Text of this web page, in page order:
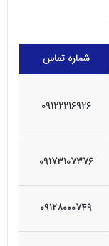
شماره تماس
09122216926
09173107376
09128000749